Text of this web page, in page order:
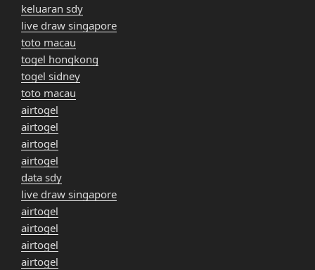
keluaran sdy
live draw singapore
toto macau
togel hongkong
togel sidney
toto macau
airtogel
airtogel
airtogel
airtogel
data sdy
live draw singapore
airtogel
airtogel
airtogel
airtogel